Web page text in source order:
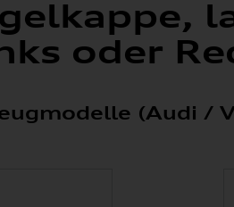
oder
(Audi /